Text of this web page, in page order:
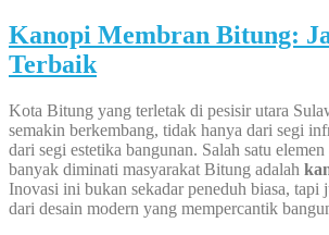
Kanopi Membran Bitung:
Terbaik
Kota Bitung yang terletak di pesisir utara
semakin berkembang, tidak hanya dari segi
dari segi estetika bangunan. Salah satu
banyak diminati masyarakat Bitung adalah
Inovasi ini bukan sekadar peneduh biasa, tapi
dari desain modern yang mempercantik